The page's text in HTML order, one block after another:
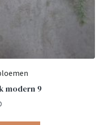
modern 9